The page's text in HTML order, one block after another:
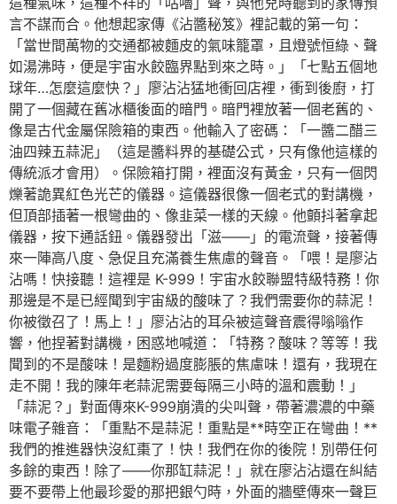
言不謀而合。他想起家傳《沾醬秘笈》裡記載的第一句：
「當世間萬物的交通都被麵皮的氣味籠罩，且燈號恒綠、聲
如湯沸時，便是宇宙水餃臨界點到來之時。」「七點五個地
球年…怎麼這麼快？」廖沾沾猛地衝回店裡，衝到後廚，打
開了一個藏在舊冰櫃後面的暗門。暗門裡放著一個老舊的、
像是古代金屬保險箱的東西。他輸入了密碼：「一醬二醋三
油四辣五蒜泥」（這是醬料界的基礎公式，只有像他這樣的
傳統派才會用）。保險箱打開，裡面沒有黃金，只有一個閃
爍著詭異紅色光芒的儀器。這儀器很像一個老式的對講機，
但頂部插著一根彎曲的、像韭菜一樣的天線。他顫抖著拿起
儀器，按下通話鈕。儀器發出「滋——」的電流聲，接著傳
來一陣高八度、急促且充滿養生焦慮的聲音。「喂！是廖沾
沾嗎！快接聽！這裡是 K-999！宇宙水餃聯盟特級特務！你
那邊是不是已經聞到宇宙級的酸味了？我們需要你的蒜泥！
你被徵召了！馬上！」廖沾沾的耳朵被這聲音震得嗡嗡作
響，他捏著對講機，困惑地喊道：「特務？酸味？等等！我
聞到的不是酸味！是麵粉過度膨脹的焦慮味！還有，我現在
走不開！我的陳年老蒜泥需要每隔三小時的溫和震動！」
「蒜泥？」對面傳來K-999崩潰的尖叫聲，帶著濃濃的中藥
味電子雜音：「重點不是蒜泥！重點是**時空正在彎曲！**
我們的推進器快沒紅棗了！快！我們在你的後院！別帶任何
多餘的東西！除了——你那缸蒜泥！」就在廖沾沾還在糾結
要不要帶上他最珍愛的那把銀勺時，外面的牆壁傳來一聲巨